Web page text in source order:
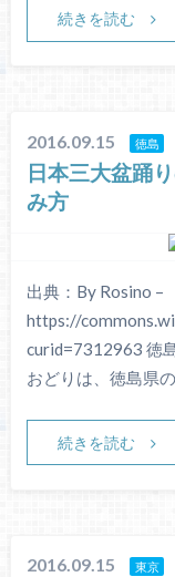
続きを読む
2016.09.15 徳島
日本三大盆踊
み方
出典：By Rosino –
https://
curid=7312963 徳
おどりは、徳島県
続きを読む
2016.09.15 東京